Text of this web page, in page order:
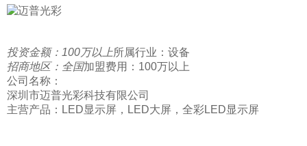
投资金额： 100万以上所属行业：设备
招商地区：全国加盟费用：100万以上
公司名称：
深圳市迈普光彩科技有限公司
主营产品：LED显示屏，LED大屏，全彩LED显示屏